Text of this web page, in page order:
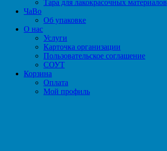
Тара для лакокрасочных материалов
ЧаВо
Об упаковке
О нас
Услуги
Карточка организации
Пользовательское соглашение
СОУТ
Корзина
Оплата
Мой профиль